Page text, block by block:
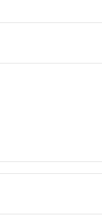
せて頂いております。